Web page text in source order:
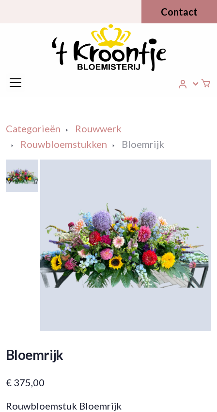
Contact
Categorieën
Rouwwerk
Rouwbloemstukken
Bloemrijk
Bloemrijk
€ 375,00
Rouwbloemstuk Bloemrijk